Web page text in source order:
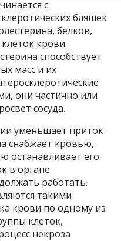
с
бляшек
белков,
крови.
способствует
масс и их
они частично или
сосуда.
уменьшает приток
снабжает кровью,
останавливает его.
в органе
работать.
такими
крови по одному из
клеток,
некроза